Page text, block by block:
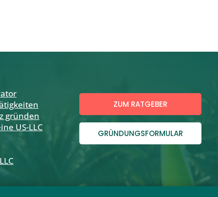
gründen
US-LLC
ZUM RATGEBER
GRÜNDUNGSFORMULAR